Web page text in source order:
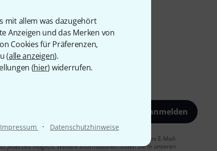
mit allem was dazugehört
Anzeigen und das Merken von
Cookies für Präferenzen,
(alle anzeigen).
(hier) widerrufen.
Impressum · Datenschutzhinweise
Jetzt anmelden
dem Erhalt von E-Mail-Werbung und einer Messung des E-Mail-
jederzeit möglich. Weitere Informationen finden Sie in unseren